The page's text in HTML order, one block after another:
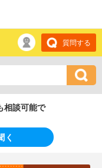
質問する
相談可能で
く